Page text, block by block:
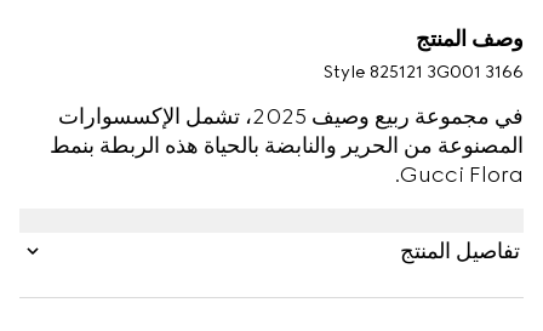
وصف المنتج
Style ‎825121 3G001 3166
في مجموعة ربيع وصيف 2025، تشمل الإكسسوارات
المصنوعة من الحرير والنابضة بالحياة هذه الربطة بنمط
Gucci Flora.
تفاصيل المنتج